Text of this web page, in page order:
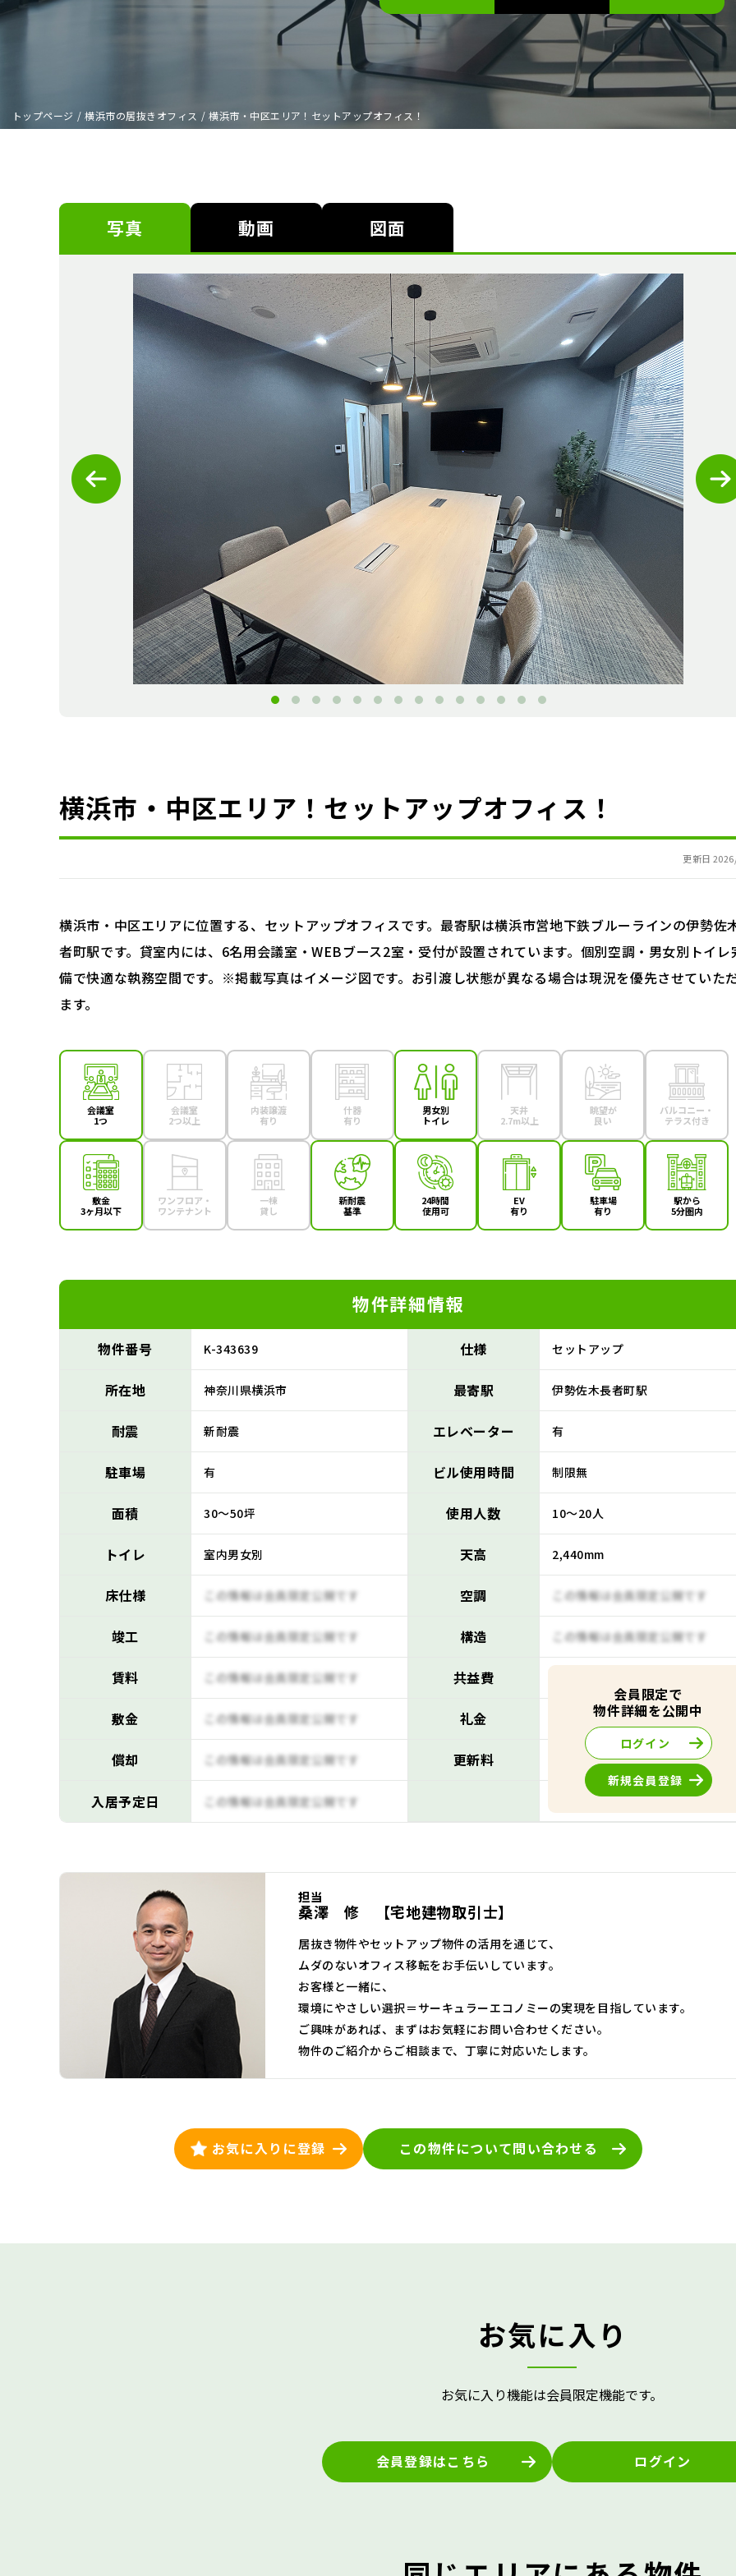
トップページ / 横浜市の居抜きオフィス / 横浜市・中区エリア！セットアップオフィス！
写真 動画 図面
横浜市・中区エリア！セットアップオフィス！
更新日
横浜市・中区エリアに位置する、セットアップオフィスです。最寄駅は横浜市営地下鉄ブルーラインの伊勢佐
者町駅です。貸室内には、6名用会議室・WEBブース2室・受付が設置されています。個別空調・男女別トイレ
備で快適な執務空間です。※掲載写真はイメージ図です。お引渡し状態が異なる場合は現況を優先させていた
ます。
会議室
1つ
会議室
2つ以上
内装譲渡
有り
什器
有り
男女別
トイレ
天井
2.7m以上
眺望が
良い
バルコニー・
テラス付き
敷金
3ヶ月以下
ワンフロア・
ワンテナント
一棟
貸し
新耐震
基準
24時間
使用可
EV
有り
駐車場
有り
駅から
5分圏内
物件詳細情報
物件番号 K-343639 仕様 セットアップ
所在地 神奈川県横浜市 最寄駅 伊勢佐木長者町駅
耐震 新耐震 エレベーター 有
駐車場 有 ビル使用時間 制限無
面積 30～50坪 使用人数 10～20人
トイレ 室内男女別 天高 2,440mm
床仕様 この情報は会員限定公開です 空調 この情報は会員限定公開です
竣工 この情報は会員限定公開です 構造 この情報は会員限定公開です
賃料 この情報は会員限定公開です 共益費
敷金 この情報は会員限定公開です 礼金 この情報は会員限定公開です
償却 この情報は会員限定公開です 更新料 この情報は会員限定公開です
入居予定日 この情報は会員限定公開です
会員限定で
物件詳細を公開中
ログイン
新規会員登録
担当
桑澤 修 【宅地建物取引士】
居抜き物件やセットアップ物件の活用を通じて、
ムダのないオフィス移転をお手伝いしています。
お客様と一緒に、
環境にやさしい選択＝サーキュラーエコノミーの実現を目指しています。
ご興味があれば、まずはお気軽にお問い合わせください。
物件のご紹介からご相談まで、丁寧に対応いたします。
お気に入りに登録 この物件について問い合わせる
お気に入り
お気に入り機能は会員限定機能です。
会員登録はこちら ログイン